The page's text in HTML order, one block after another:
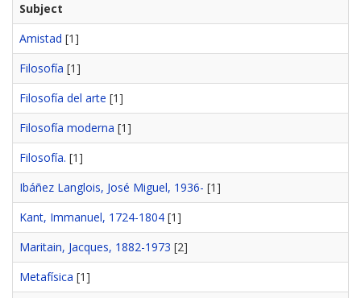
Subject
Amistad [1]
Filosofía [1]
Filosofía del arte [1]
Filosofía moderna [1]
Filosofía. [1]
Ibáñez Langlois, José Miguel, 1936- [1]
Kant, Immanuel, 1724-1804 [1]
Maritain, Jacques, 1882-1973 [2]
Metafísica [1]